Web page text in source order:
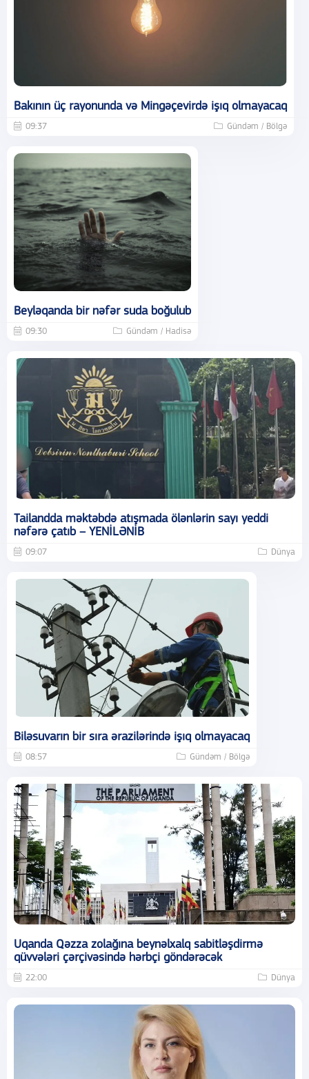
Bakının üç rayonunda və Mingəçevirdə işıq olmayacaq
09:37 Gündəm / Bölgə
Beyləqanda bir nəfər suda boğulub
09:30 Gündəm / Hadisə
Tailandda məktəbdə atışmada ölənlərin sayı yeddi
nəfərə çatıb – YENİLƏNİB
09:07 Dünya
Biləsuvarın bir sıra ərazilərində işıq olmayacaq
08:57 Gündəm / Bölgə
Uqanda Qəzza zolağına beynəlxalq sabitləşdirmə
qüvvələri çərçivəsində hərbçi göndərəcək
22:00 Dünya